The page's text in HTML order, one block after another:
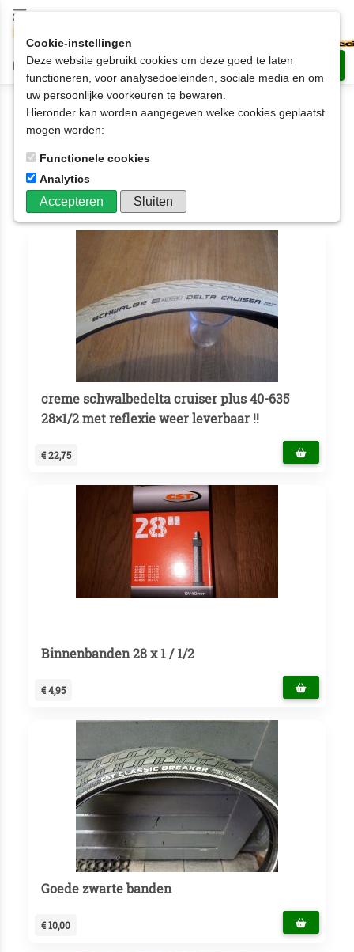
Wielen en Banden
Wielen en Banden
Aantal artikelen: 5
creme schwalbedelta cruiser plus 40-635
28×1/2 met reflexie weer leverbaar !!
€ 22,75
Binnenbanden 28 x 1 / 1/2
€ 4,95
Goede zwarte banden
€ 10,00
Cookie-instellingen
Deze website gebruikt cookies om deze goed te laten
functioneren, voor analysedoeleinden, sociale media en om
uw persoonlijke voorkeuren te bewaren.
Hieronder kan worden aangegeven welke cookies geplaatst
mogen worden:
Functionele cookies
Analytics
Accepteren Sluiten